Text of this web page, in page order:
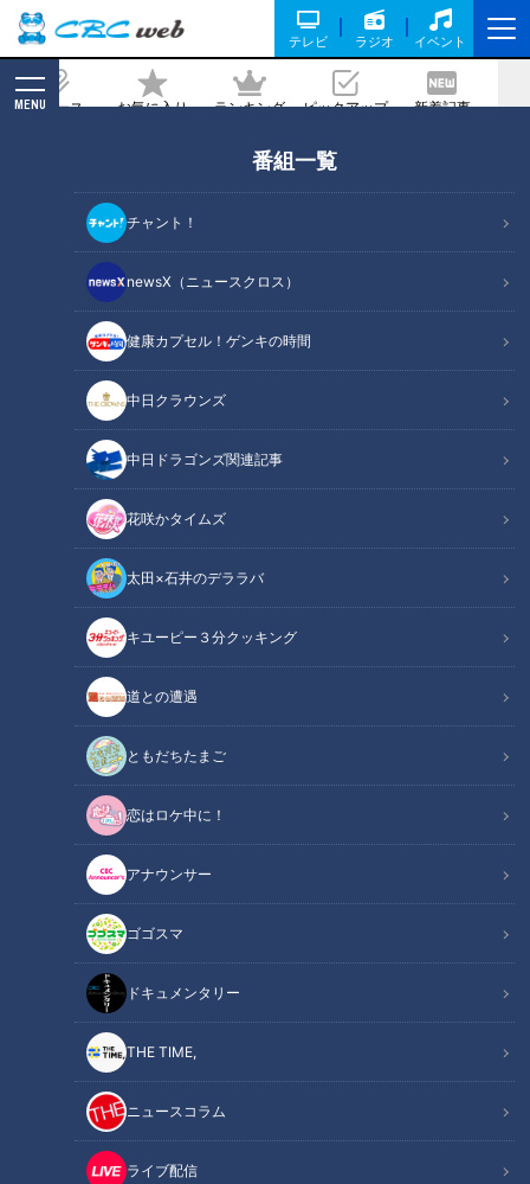
テレビ ラジオ イベント
ニュース お気に入り ランキング ピックアップ 新着記事
MENU
番組一覧
チャント！
newsX（ニュースクロス）
健康カプセル！ゲンキの時間
中日クラウンズ
中日ドラゴンズ関連記事
花咲かタイムズ
太田×石井のデララバ
キユーピー３分クッキング
道との遭遇
ともだちたまご
恋はロケ中に！
アナウンサー
ゴゴスマ
ドキュメンタリー
THE TIME,
ニュースコラム
ライブ配信
「龍神火まつり」【OMATSURIちゃ
ん】
2024/08/15 15:12
チャント！
OMATSURIちゃん
祭でアツイ人「OMATSURIちゃん」を寺坂頼我くんが探すコ
ーナー「OMATSURIちゃん」今回は「龍神火まつり」に密着
しました。
この記事の画像を見る
この記事を見たあなたへのおすすめ
一生に一度だけしか担げな
い！？重さ1tのみこしと龍が暴